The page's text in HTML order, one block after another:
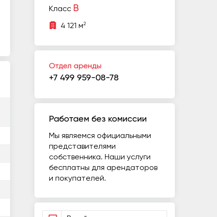
Класс B
4 121 м2
Отдел аренды
+7 499 959-08-78
Работаем без комиссии
Мы являемся официальными
представителями
собственника. Наши услуги
бесплатны для арендаторов
и покупателей.